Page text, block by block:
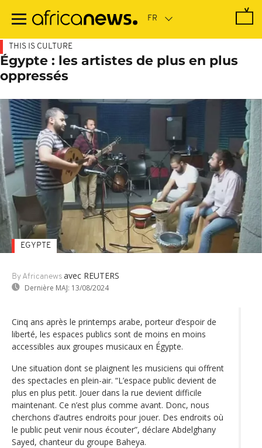
contenu
THIS IS CULTURE
Égypte : les artistes de plus en plus
oppressés
By Africanews avec REUTERS
Dernière MAJ: 13/08/2024
EGYPTE
Cinq ans après le printemps arabe, porteur d’espoir de
liberté, les espaces publics sont de moins en moins
accessibles aux groupes musicaux en Égypte.
Une situation dont se plaignent les musiciens qui offrent
des spectacles en plein-air. “L’espace public devient de
plus en plus petit. Jouer dans la rue devient difficile
maintenant. Ce n’est plus comme avant. Donc, nous
cherchons d’autres endroits pour jouer. Des endroits où
le public peut venir nous écouter”, déclare Abdelghany
Sayed, chanteur du groupe Baheya.